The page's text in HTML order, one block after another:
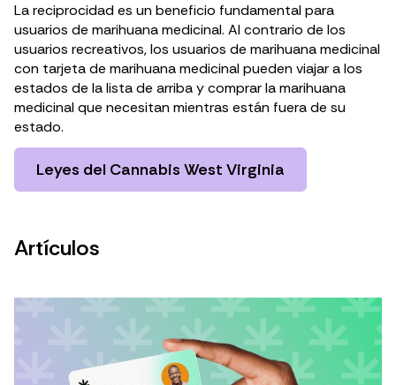
La reciprocidad es un beneficio fundamental para
usuarios de marihuana medicinal. Al contrario de los
usuarios recreativos, los usuarios de marihuana medicinal
con tarjeta de marihuana medicinal pueden viajar a los
estados de la lista de arriba y comprar la marihuana
medicinal que necesitan mientras están fuera de su
estado.
Leyes del Cannabis West Virginia
Artículos